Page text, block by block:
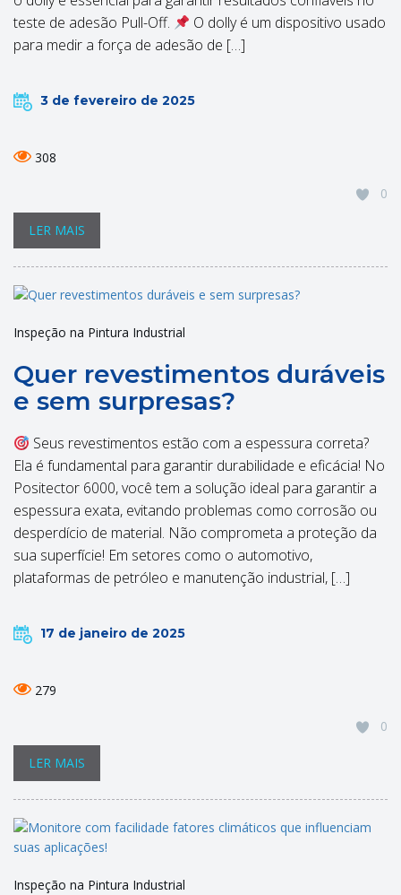
teste de adesão Pull-Off.
O dolly é um dispositivo usado
para medir a força de adesão de […]
3 de fevereiro de 2025
308
0
LER MAIS
Inspeção na Pintura Industrial
Quer revestimentos duráveis
e sem surpresas?
Seus revestimentos estão com a espessura correta?
Ela é fundamental para garantir durabilidade e eficácia! No
Positector 6000, você tem a solução ideal para garantir a
espessura exata, evitando problemas como corrosão ou
desperdício de material. Não comprometa a proteção da
sua superfície! Em setores como o automotivo,
plataformas de petróleo e manutenção industrial, […]
17 de janeiro de 2025
279
0
LER MAIS
Inspeção na Pintura Industrial